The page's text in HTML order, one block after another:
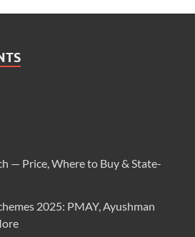
— Price, Where to Buy & State-
2025: PMAY, Ayushman